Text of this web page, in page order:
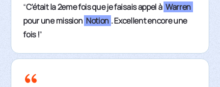
“C'était la 2eme fois que je faisais appel à Warren
pour une mission Notion . Excellent encore une
fois !”